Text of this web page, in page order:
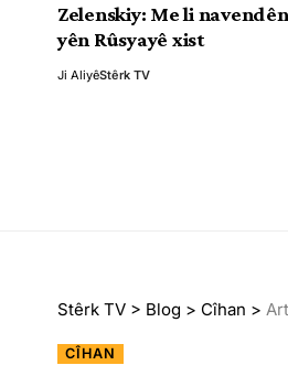
Zelenskiy: Me li
yên Rûsyayê xist
Ji AliyêStêrk TV
Stêrk TV > Blog > Cîhan >
CÎHAN